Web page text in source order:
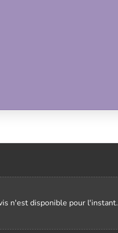
n'est disponible pour l'instant.